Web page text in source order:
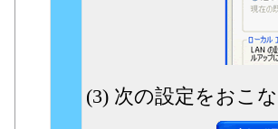
(3) 次の設定をおこな